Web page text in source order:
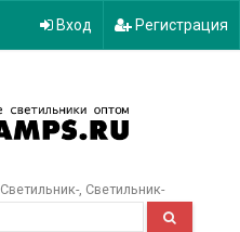
Вход Регистрация
Светильник- Светильник-